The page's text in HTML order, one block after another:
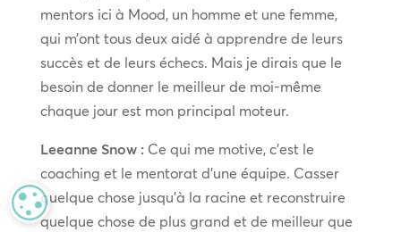
mentors ici à Mood, un homme et une femme,
qui m’ont tous deux aidé à apprendre de leurs
succès et de leurs échecs. Mais je dirais que le
besoin de donner le meilleur de moi-même
chaque jour est mon principal moteur.
Leeanne Snow :Ce qui me motive, c’est le
coaching et le mentorat d’une équipe. Casser
quelque chose jusqu’à la racine et reconstruire
quelque chose de plus grand et de meilleur que
MANAGE PRIVACY